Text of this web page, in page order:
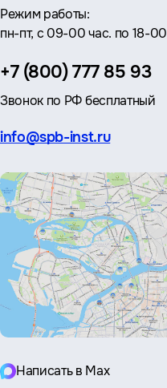
Режим работы:
пн-пт, с 09-00 час. по 18-00
Телефон:
+7 (800) 777 85 93
Звонок по РФ бесплатный
Эл.
info@spb-inst.ru
Написать в Max